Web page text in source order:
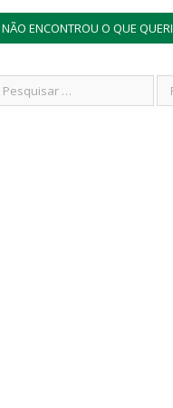
NÃO ENCONTROU O QUE